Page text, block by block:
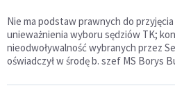
Nie ma podstaw prawnych do
unieważnienia wyboru sędziów TK;
nieodwoływalność wybranych przez
oświadczył w środę b. szef MS Borys